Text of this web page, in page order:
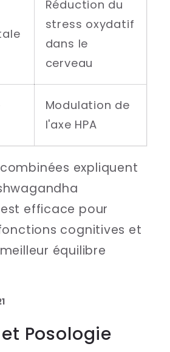
Réduction du
stress oxydatif
dans le
cerveau
Modulation de
l'axe HPA
expliquent
efficace pour
cognitives et
équilibre
Posologie